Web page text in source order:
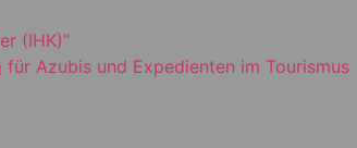
(IHK)”
Azubis und Expedienten im Tourismus